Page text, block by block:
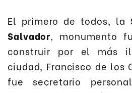
El primero de todos, la
Salvador, monumento
construir por el más
ciudad, Francisco de los
fue secretario